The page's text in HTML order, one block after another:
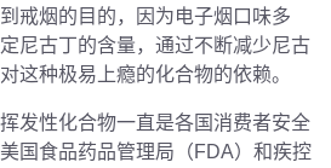
戒烟的目的，因为电子烟口味多
尼古丁的含量，通过不断减少尼古
这种极易上瘾的化合物的依赖。
发性化合物一直是各国消费者安全
国食品药品管理局（FDA）和疾控